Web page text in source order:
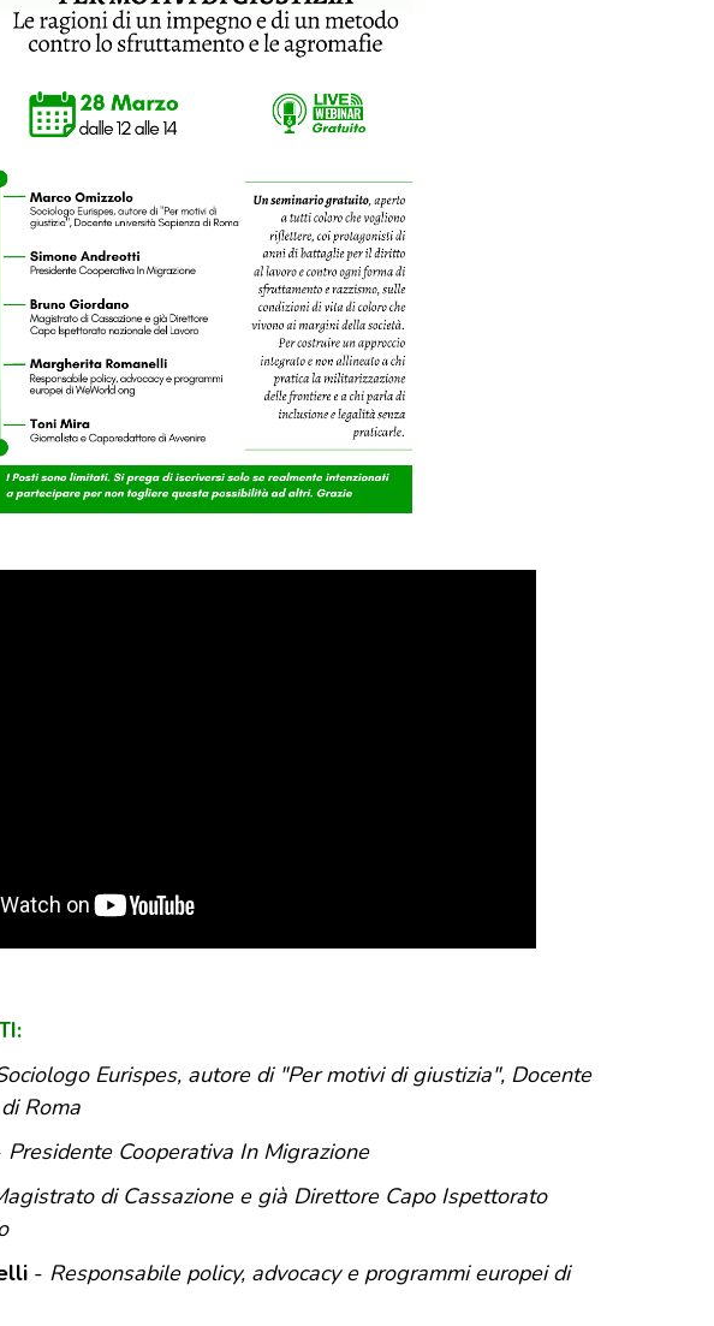
Eurispes, autore di "Per motivi di giustizia", Docente
Roma
Presidente Cooperativa In Migrazione
di Cassazione e già Direttore Capo Ispettorato
- Responsabile policy, advocacy e programmi europei di